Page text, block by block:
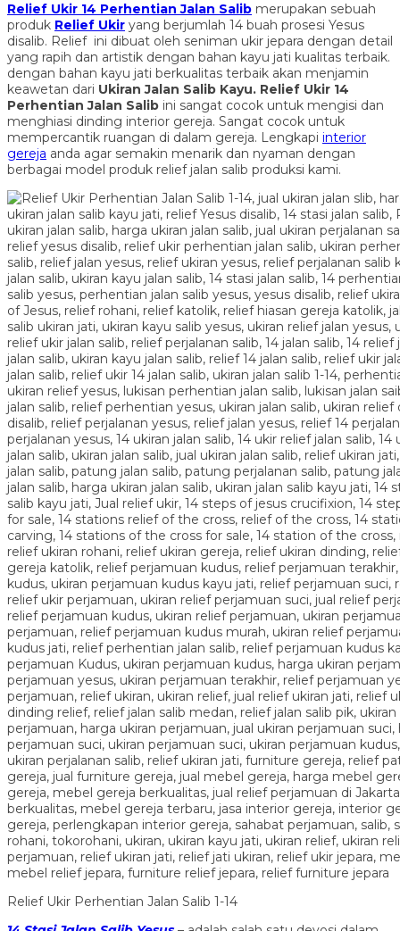
Relief Ukir 14 Perhentian Jalan Salib merupakan sebuah
produk Relief Ukir yang berjumlah 14 buah prosesi Yesus
disalib. Relief ini dibuat oleh seniman ukir jepara dengan detail
yang rapih dan artistik dengan bahan kayu jati kualitas terbaik.
dengan bahan kayu jati berkualitas terbaik akan menjamin
keawetan dari Ukiran Jalan Salib Kayu. Relief Ukir 14
Perhentian Jalan Salib ini sangat cocok untuk mengisi dan
menghiasi dinding interior gereja. Sangat cocok untuk
mempercantik ruangan di dalam gereja. Lengkapi interior
gereja anda agar semakin menarik dan nyaman dengan
berbagai model produk relief jalan salib produksi kami.
Relief Ukir Perhentian Jalan Salib 1-14